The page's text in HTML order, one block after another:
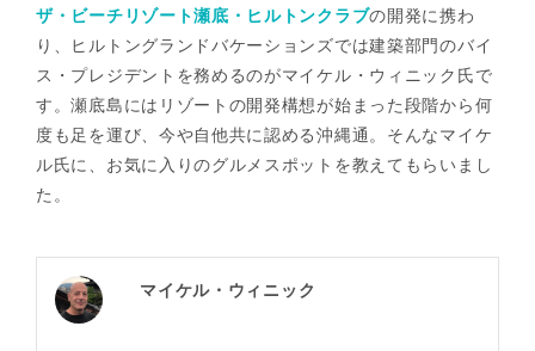
ザ・ビーチリゾート瀬底・ヒルトンクラブの開発に携わ
り、ヒルトングランドバケーションズでは建築部門のバイ
ス・プレジデントを務めるのがマイケル・ウィニック氏で
す。瀬底島にはリゾートの開発構想が始まった段階から何
度も足を運び、今や自他共に認める沖縄通。そんなマイケ
ル氏に、お気に入りのグルメスポットを教えてもらいまし
た。
マイケル・ウィニック